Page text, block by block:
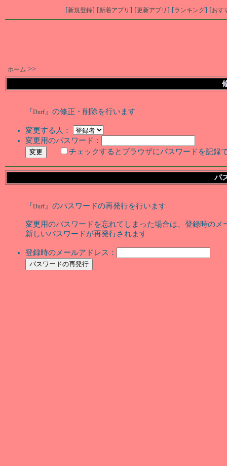
[新規登録] [新着アプリ ] [更新アプリ ] [ランキング] [おす
ホーム >>
『Durf』の修正・削除を行います
変更する人：
変更用のパスワード：
チェックするとブラウザにパスワードを記録
パ
『Durf 』のパスワードの再発行を行います
変更用のパスワードを忘れてしまった場合は、登録時のメ
新しいパスワードが再発行されます
登録時のメールアドレス：